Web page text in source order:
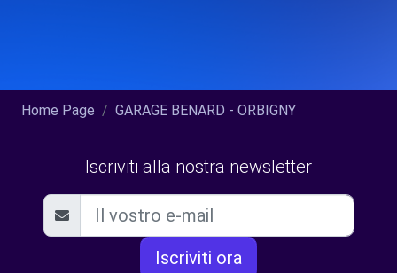
Home Page GARAGE BENARD - ORBIGNY
Iscriviti alla nostra newsletter
Iscriviti ora